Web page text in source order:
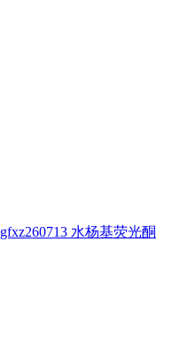
gfxz260713 水杨基荧光酮